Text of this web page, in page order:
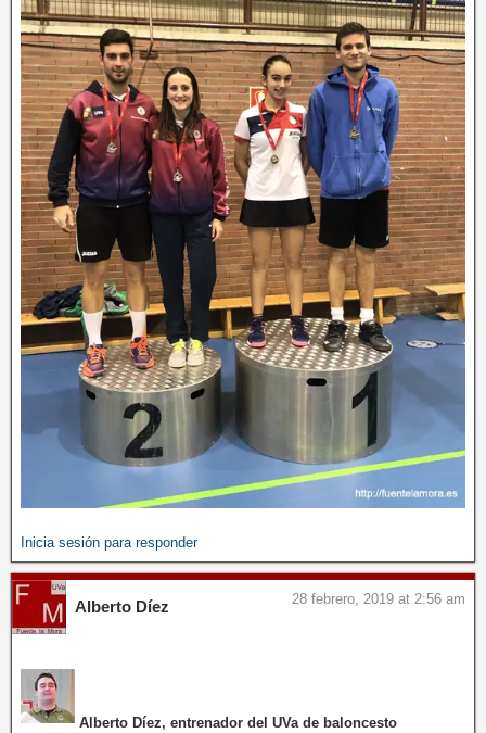
Inicia sesión para responder
Alberto Díez 28 febrero, 2019 at 2:56 am
Alberto Díez, entrenador del UVa de baloncesto